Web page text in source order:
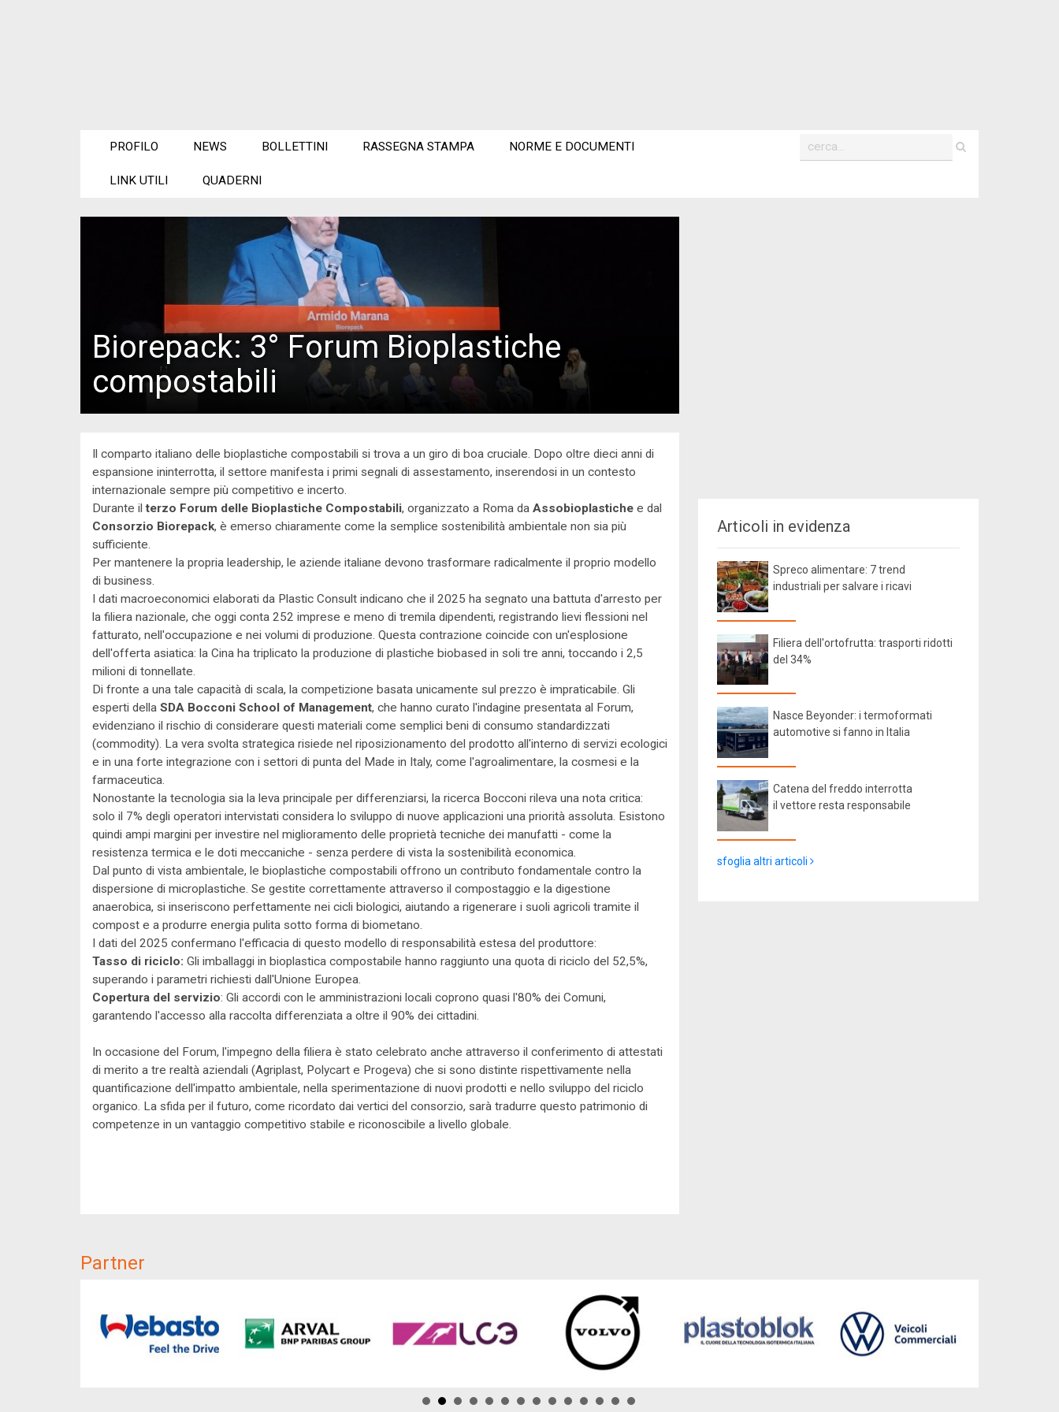
PROFILO NEWS BOLLETTINI RASSEGNA STAMPA NORME E DOCUMENTI
LINK UTILI QUADERNI
Biorepack: 3° Forum Bioplastiche
compostabili
Il comparto italiano delle bioplastiche compostabili si trova a un giro di boa cruciale. Dopo oltre dieci anni di
espansione ininterrotta, il settore manifesta i primi segnali di assestamento, inserendosi in un contesto
internazionale sempre più competitivo e incerto.
Durante ilterzo Forum delle Bioplastiche Compostabili, organizzato a Roma da Assobioplastiche e dal
Consorzio Biorepack, è emerso chiaramente come la semplice sostenibilità ambientale non sia più
sufficiente.
Per mantenere la propria leadership, le aziende italiane devono trasformare radicalmente il proprio modello
di business.
I dati macroeconomici elaborati da Plastic Consult indicano che il 2025 ha segnato una battuta d'arresto per
la filiera nazionale, che oggi conta 252 imprese e meno di tremila dipendenti, registrando lievi flessioni nel
fatturato, nell'occupazione e nei volumi di produzione. Questa contrazione coincide con un'esplosione
dell'offerta asiatica: la Cina ha triplicato la produzione di plastiche biobased in soli tre anni, toccando i 2,5
milioni di tonnellate.
Di fronte a una tale capacità di scala, la competizione basata unicamente sul prezzo è impraticabile. Gli
esperti della SDA Bocconi School of Management, che hanno curato l'indagine presentata al Forum,
evidenziano il rischio di considerare questi materiali come semplici beni di consumo standardizzati
(commodity). La vera svolta strategica risiede nel riposizionamento del prodotto all'interno di servizi ecologici
e in una forte integrazione con i settori di punta del Made in Italy, come l'agroalimentare, la cosmesi e la
farmaceutica.
Nonostante la tecnologia sia la leva principale per differenziarsi, la ricerca Bocconi rileva una nota critica:
solo il 7% degli operatori intervistati considera lo sviluppo di nuove applicazioni una priorità assoluta. Esistono
quindi ampi margini per investire nel miglioramento delle proprietà tecniche dei manufatti - come la
resistenza termica e le doti meccaniche - senza perdere di vista la sostenibilità economica.
Dal punto di vista ambientale, le bioplastiche compostabili offrono un contributo fondamentale contro la
dispersione di microplastiche. Se gestite correttamente attraverso il compostaggio e la digestione
anaerobica, si inseriscono perfettamente nei cicli biologici, aiutando a rigenerare i suoli agricoli tramite il
compost e a produrre energia pulita sotto forma di biometano.
I dati del 2025 confermano l'efficacia di questo modello di responsabilità estesa del produttore:
Tasso di riciclo: Gli imballaggi in bioplastica compostabile hanno raggiunto una quota di riciclo del 52,5%,
superando i parametri richiesti dall'Unione Europea.
Copertura del servizio: Gli accordi con le amministrazioni locali coprono quasi l'80% dei Comuni,
garantendo l'accesso alla raccolta differenziata a oltre il 90% dei cittadini.
In occasione del Forum, l'impegno della filiera è stato celebrato anche attraverso il conferimento di attestati
di merito a tre realtà aziendali (Agriplast, Polycart e Progeva) che si sono distinte rispettivamente nella
quantificazione dell'impatto ambientale, nella sperimentazione di nuovi prodotti e nello sviluppo del riciclo
organico. La sfida per il futuro, come ricordato dai vertici del consorzio, sarà tradurre questo patrimonio di
competenze in un vantaggio competitivo stabile e riconoscibile a livello globale.
Articoli in evidenza
Spreco alimentare: 7 trend
industriali per salvare i ricavi
Filiera dell'ortofrutta: trasporti ridotti
del 34%
Nasce Beyonder: i termoformati
automotive si fanno in Italia
Catena del freddo interrotta
il vettore resta responsabile
sfoglia altri articoli
Partner